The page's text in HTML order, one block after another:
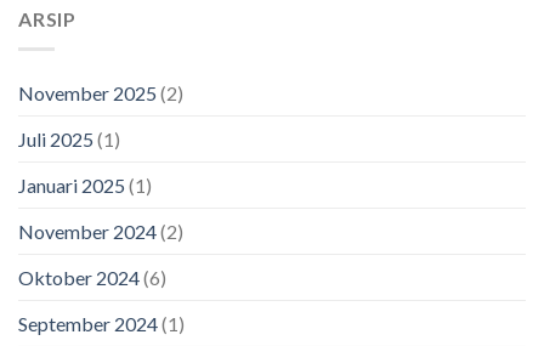
ARSIP
November 2025 (2)
Juli 2025 (1)
Januari 2025 (1)
November 2024(2)
Oktober 2024(6)
September 2024(1)